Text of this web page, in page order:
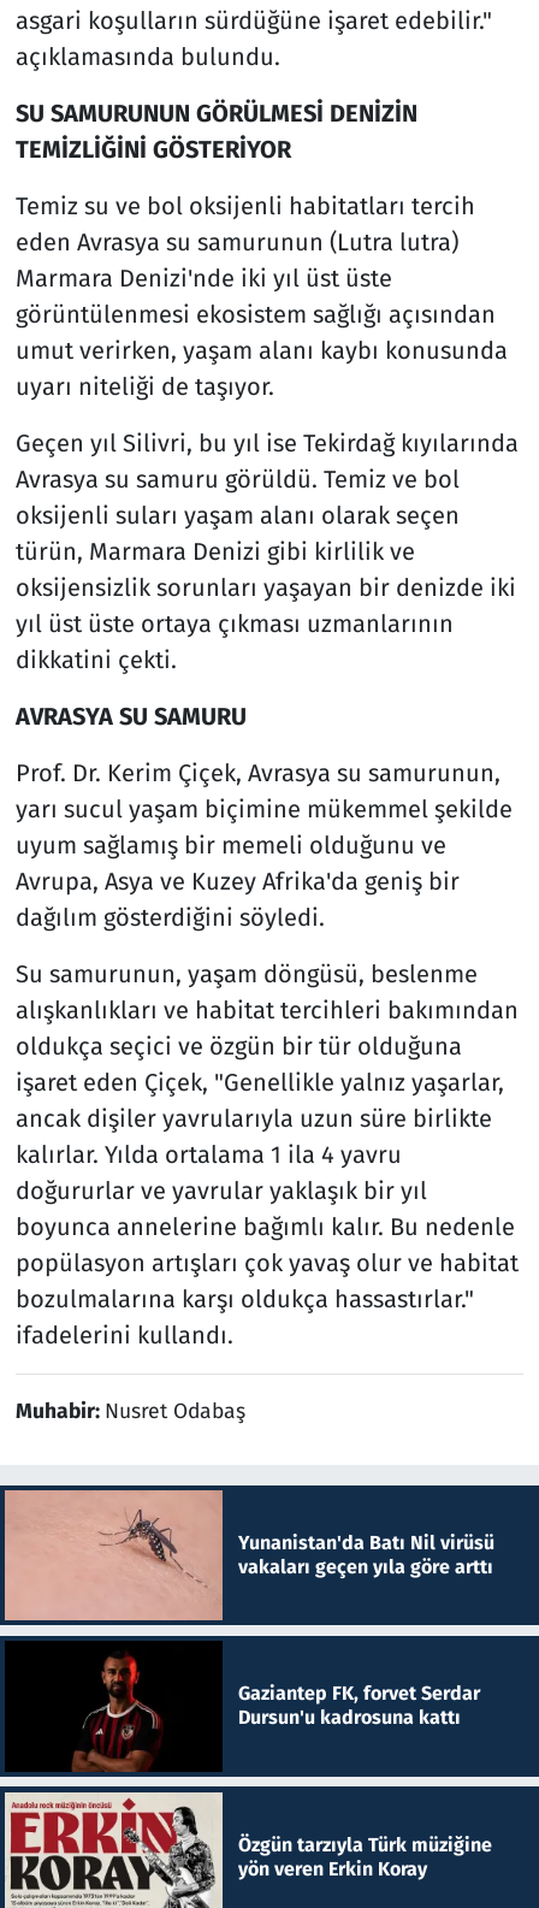
asgari koşulların sürdüğüne işaret edebilir."
açıklamasında bulundu.
SU SAMURUNUN GÖRÜLMESİ DENİZİN
TEMİZLİĞİNİ GÖSTERİYOR
Temiz su ve bol oksijenli habitatları tercih
eden Avrasya su samurunun (Lutra lutra)
Marmara Denizi'nde iki yıl üst üste
görüntülenmesi ekosistem sağlığı açısından
umut verirken, yaşam alanı kaybı konusunda
uyarı niteliği de taşıyor.
Geçen yıl Silivri, bu yıl ise Tekirdağ kıyılarında
Avrasya su samuru görüldü. Temiz ve bol
oksijenli suları yaşam alanı olarak seçen
türün, Marmara Denizi gibi kirlilik ve
oksijensizlik sorunları yaşayan bir denizde iki
yıl üst üste ortaya çıkması uzmanlarının
dikkatini çekti.
AVRASYA SU SAMURU
Prof. Dr. Kerim Çiçek, Avrasya su samurunun,
yarı sucul yaşam biçimine mükemmel şekilde
uyum sağlamış bir memeli olduğunu ve
Avrupa, Asya ve Kuzey Afrika'da geniş bir
dağılım gösterdiğini söyledi.
Su samurunun, yaşam döngüsü, beslenme
alışkanlıkları ve habitat tercihleri bakımından
oldukça seçici ve özgün bir tür olduğuna
işaret eden Çiçek, "Genellikle yalnız yaşarlar,
ancak dişiler yavrularıyla uzun süre birlikte
kalırlar. Yılda ortalama 1 ila 4 yavru
doğururlar ve yavrular yaklaşık bir yıl
boyunca annelerine bağımlı kalır. Bu nedenle
popülasyon artışları çok yavaş olur ve habitat
bozulmalarına karşı oldukça hassastırlar."
ifadelerini kullandı.
Muhabir: Nusret Odabaş
Yunanistan'da Batı Nil virüsü
vakaları geçen yıla göre arttı
Gaziantep FK, forvet Serdar
Dursun'u kadrosuna kattı
Özgün tarzıyla Türk müziğine
yön veren Erkin Koray